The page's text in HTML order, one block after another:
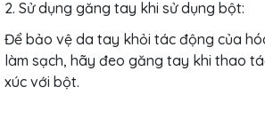
2. Sử dụng găng tay khi sử dụng bột:
Để bảo vệ da tay khỏi tác động của
làm sạch, hãy đeo găng tay khi thao
xúc với bột.